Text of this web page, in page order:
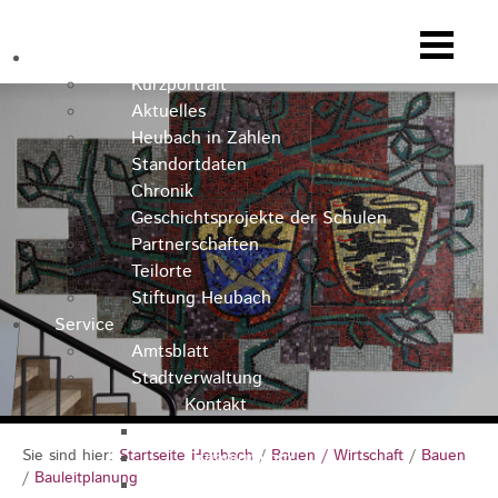
Kurzportrait
Aktuelles
Heubach in Zahlen
Standortdaten
Chronik
Geschichtsprojekte der Schulen
Partnerschaften
Teilorte
Stiftung Heubach
Service
Amtsblatt
Stadtverwaltung
Kontakt
Rathausteam
Organigramm
Sie sind hier: Startseite Heubach / Bauen / Wirtschaft / Bauen
/ Bauleitplanung